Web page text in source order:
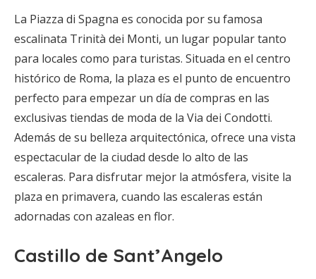
La Piazza di Spagna es conocida por su famosa
escalinata Trinità dei Monti, un lugar popular tanto
para locales como para turistas. Situada en el centro
histórico de Roma, la plaza es el punto de encuentro
perfecto para empezar un día de compras en las
exclusivas tiendas de moda de la Via dei Condotti.
Además de su belleza arquitectónica, ofrece una vista
espectacular de la ciudad desde lo alto de las
escaleras. Para disfrutar mejor la atmósfera, visite la
plaza en primavera, cuando las escaleras están
adornadas con azaleas en flor.
Castillo de Sant’Angelo